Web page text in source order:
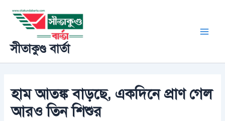
content
সীতাকুণ্ড বার্তা
হাম আতঙ্ক বাড়ছে, একদিনে প্রাণ গেল
আরও তিন শিশুর
navigation